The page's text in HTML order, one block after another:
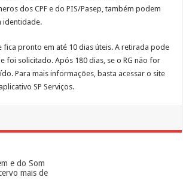
dos CPF e do PIS/Pasep, também podem
identidade.
fica pronto em até 10 dias úteis. A retirada pode
foi solicitado. Após 180 dias, se o RG não for
Para mais informações, basta acessar o site
SP Serviços.
e do Som
mais de